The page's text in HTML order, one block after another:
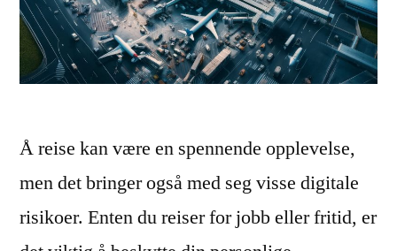
Å reise kan være en spennende opplevelse,
men det bringer også med seg visse digitale
risikoer. Enten du reiser for jobb eller fritid, er